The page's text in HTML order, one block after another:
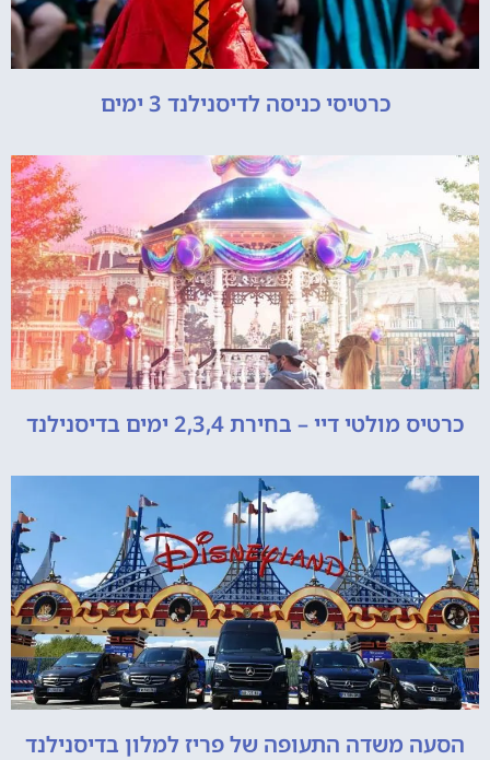
כרטיסי כניסה לדיסנילנד 3 ימים
כרטיס מולטי דיי – בחירת 2,3,4 ימים בדיסנילנד
הסעה משדה התעופה של פריז למלון בדיסנילנד